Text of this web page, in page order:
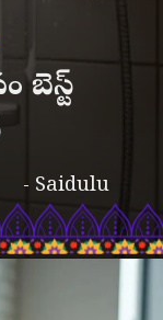
- Saidulu
బెస్ట్